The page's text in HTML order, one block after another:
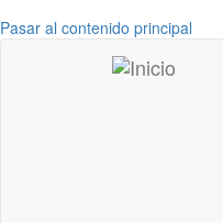
Pasar al contenido principal